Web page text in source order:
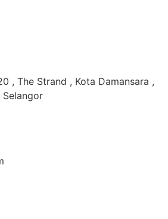
, The Strand , Kota Damansara ,
Selangor